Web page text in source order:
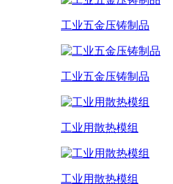
工业五金压铸制品
工业五金压铸制品
工业用散热模组
工业用散热模组